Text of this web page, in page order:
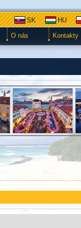
SK HU
O nás Kontakty